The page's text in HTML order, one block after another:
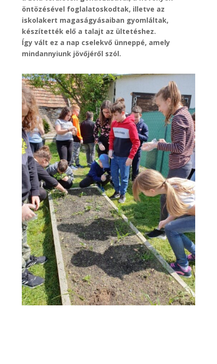
öntözésével foglalatoskodtak, illetve az
iskolakert magaságyásaiban gyomláltak,
készítették elő a talajt az ültetéshez.
Így vált ez a nap cselekvő ünneppé, amely
mindannyiunk jövőjéről szól.